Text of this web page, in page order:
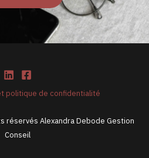
politique de confidentialité
réservés Alexandra Debode Gestion
Conseil